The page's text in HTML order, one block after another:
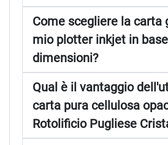
Come scegliere la carta
mio plotter inkjet in
dimensioni?
Qual è il vantaggio
carta pura cellulosa
Rotolificio Pugliese